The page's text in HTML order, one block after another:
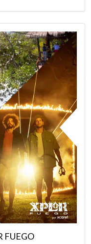
FUEGO